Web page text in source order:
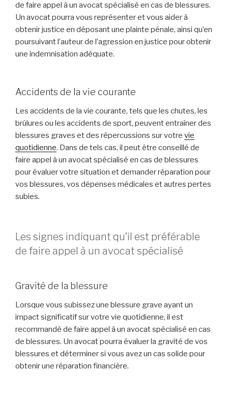
de faire appel à un avocat spécialisé en cas de blessures.
Un avocat pourra vous représenter et vous aider à
obtenir justice en déposant une plainte pénale, ainsi qu’en
poursuivant l’auteur de l’agression en justice pour obtenir
une indemnisation adéquate.
Accidents de la vie courante
Les accidents de la vie courante, tels que les chutes, les
brûlures ou les accidents de sport, peuvent entraîner des
blessures graves et des répercussions sur votre vie
quotidienne. Dans de tels cas, il peut être conseillé de
faire appel à un avocat spécialisé en cas de blessures
pour évaluer votre situation et demander réparation pour
vos blessures, vos dépenses médicales et autres pertes
subies.
Les signes indiquant qu’il est préférable
de faire appel à un avocat spécialisé
Gravité de la blessure
Lorsque vous subissez une blessure grave ayant un
impact significatif sur votre vie quotidienne, il est
recommandé de faire appel à un avocat spécialisé en cas
de blessures. Un avocat pourra évaluer la gravité de vos
blessures et déterminer si vous avez un cas solide pour
obtenir une réparation financière.